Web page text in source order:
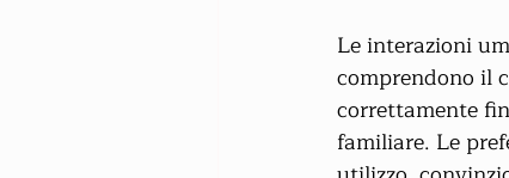
Le interazioni
comprendono il
correttamente
familiare. Le